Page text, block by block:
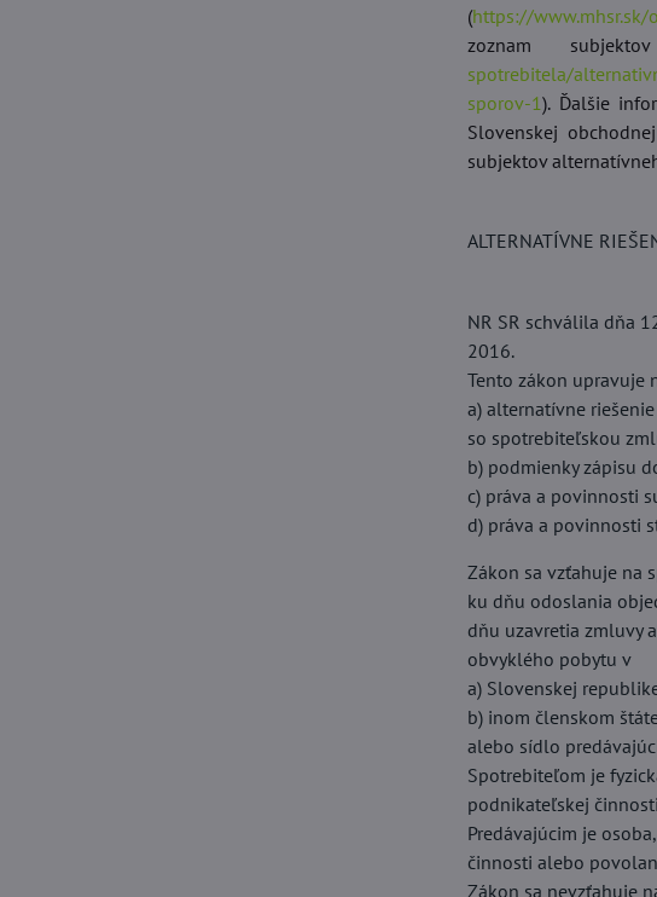
(https://
zoznam
spotrebitela/
sporov-1). Ďalšie
Slovenskej
subjektov
ALTERNATÍVNE
NR SR schválila dňa
2016.
Tento zákon upravuje
a) alternatívne
so spotrebiteľskou
b) podmienky zápisu
c) práva a povinnosti
d) práva a povinnosti
Zákon sa vzťahuje na
ku dňu odoslania
dňu uzavretia zmluvy
obvyklého pobytu v
a) Slovenskej
b) inom členskom
alebo sídlo
Spotrebiteľom je
podnikateľskej
Predávajúcim je
činnosti alebo
Zákon sa nevzťahuje